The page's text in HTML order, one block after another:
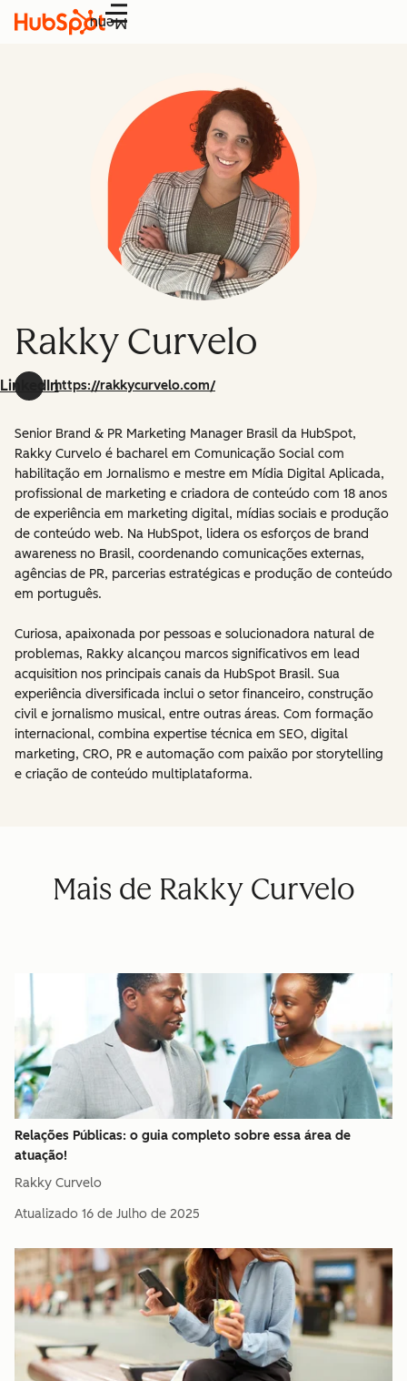
Menu
Rakky Curvelo
LinkedInhttps://rakkycurvelo.com/
Senior Brand & PR Marketing Manager Brasil da HubSpot,
Rakky Curvelo é bacharel em Comunicação Social com
habilitação em Jornalismo e mestre em Mídia Digital Aplicada,
profissional de marketing e criadora de conteúdo com 18 anos
de experiência em marketing digital, mídias sociais e produção
de conteúdo web. Na HubSpot, lidera os esforços de brand
awareness no Brasil, coordenando comunicações externas,
agências de PR, parcerias estratégicas e produção de conteúdo
em português.
Curiosa, apaixonada por pessoas e solucionadora natural de
problemas, Rakky alcançou marcos significativos em lead
acquisition nos principais canais da HubSpot Brasil. Sua
experiência diversificada inclui o setor financeiro, construção
civil e jornalismo musical, entre outras áreas. Com formação
internacional, combina expertise técnica em SEO, digital
marketing, CRO, PR e automação com paixão por storytelling
e criação de conteúdo multiplataforma.
Mais de Rakky Curvelo
Relações Públicas: o guia completo sobre essa área de
atuação!
Rakky Curvelo
Atualizado 16 de Julho de 2025